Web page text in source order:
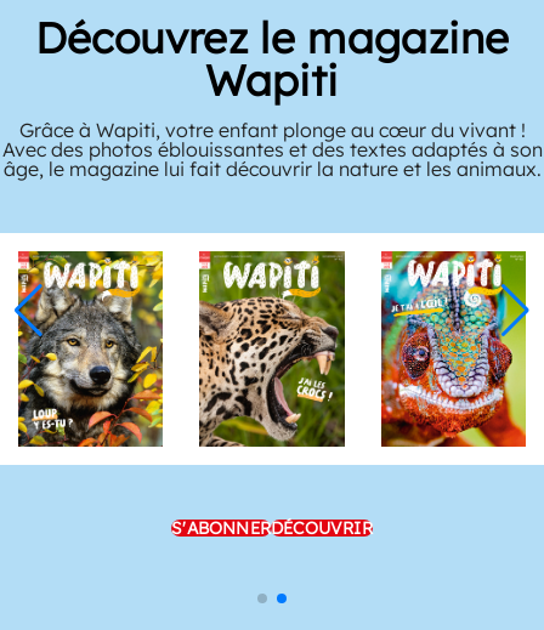
Découvrez le magazine
Wapiti
Grâce à Wapiti, votre enfant plonge au cœur du vivant !
Avec des photos éblouissantes et des textes adaptés à son
âge, le magazine lui fait découvrir la nature et les animaux.
S'ABONNERDÉCOUVRIR